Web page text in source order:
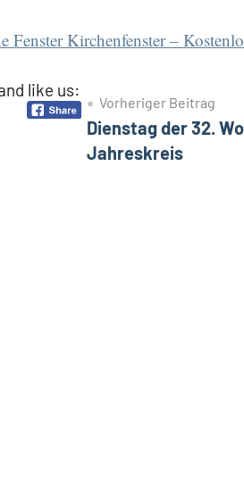
Fenster Kirchenfenster –
like us:
Vorheriger Beitrag
Dienstag der 32.
Jahreskreis